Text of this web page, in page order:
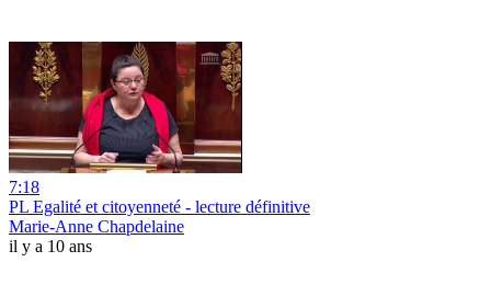
7:18
PL Egalité et citoyenneté - lecture définitive
Marie-Anne Chapdelaine
il y a 10 ans